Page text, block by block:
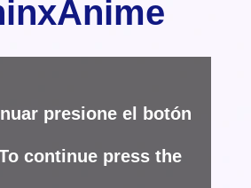
presione el botón
continue press the